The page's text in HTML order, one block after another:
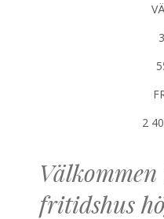
2
fritidshus